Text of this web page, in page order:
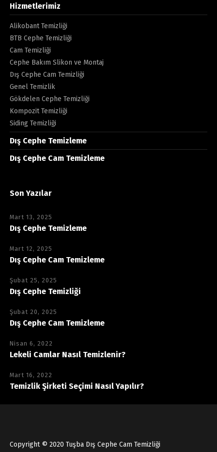
Hizmetlerimiz
Alikobant Temizliği
BTB Cephe Temizliği
Cam Temizliği
Cephe Bakım Slikon ve Montaj
Dış Cephe Cam Temizliği
Genel Temizlik
Gökdelen Cephe Temizliği
Kompozit Temizliği
Siding Temizliği
Dış Cephe Temizleme
Dış Cephe Cam Temizleme
Son Yazılar
Mart 13, 2025
Dış Cephe Temizleme
Mart 12, 2025
Dış Cephe Cam Temizleme
Şubat 25, 2025
Dış Cephe Temizliği
Şubat 20, 2025
Dış Cephe Cam Temizleme
Nisan 6, 2022
Lekeli Camlar Nasıl Temizlenir?
Mart 16, 2022
Temizlik Şirketi Seçimi Nasıl Yapılır?
Copyright © 2020 Tuşba Dış Cephe Cam Temizliği